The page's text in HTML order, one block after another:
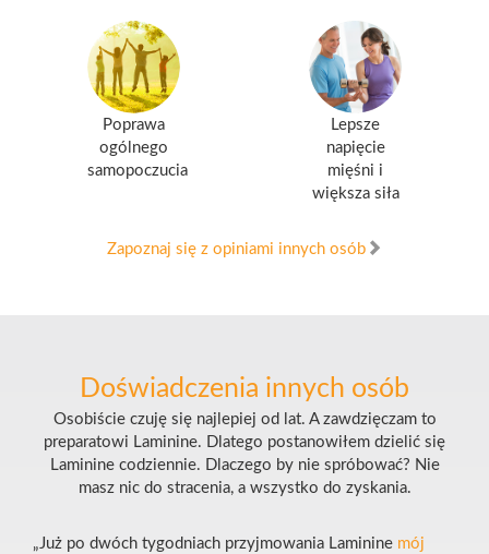
Poprawa
ogólnego
samopoczucia
Lepsze
napięcie
mięśni i
większa siła
Zapoznaj się z opiniami innych osób
Doświadczenia innych osób
Osobiście czuję się najlepiej od lat. A zawdzięczam to
preparatowi Laminine. Dlatego postanowiłem dzielić się
Laminine codziennie. Dlaczego by nie spróbować? Nie
masz nic do stracenia, a wszystko do zyskania.
„Już po dwóch tygodniach przyjmowania Laminine mój